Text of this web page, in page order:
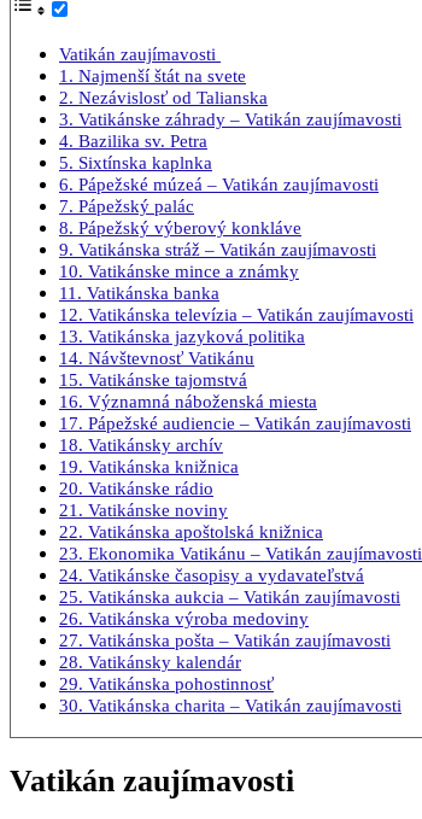
Vatikán zaujímavosti
1. Najmenší štát na svete
2. Nezávislosť od Talianska
3. Vatikánske záhrady – Vatikán zaujímavosti
4. Bazilika sv. Petra
5. Sixtínska kaplnka
6. Pápežské múzeá – Vatikán zaujímavosti
7. Pápežský palác
8. Pápežský výberový konkláve
9. Vatikánska stráž – Vatikán zaujímavosti
10. Vatikánske mince a známky
11. Vatikánska banka
12. Vatikánska televízia – Vatikán zaujímavosti
13. Vatikánska jazyková politika
14. Návštevnosť Vatikánu
15. Vatikánske tajomstvá
16. Významná náboženská miesta
17. Pápežské audiencie – Vatikán zaujímavosti
18. Vatikánsky archív
19. Vatikánska knižnica
20. Vatikánske rádio
21. Vatikánske noviny
22. Vatikánska apoštolská knižnica
23. Ekonomika Vatikánu – Vatikán zaujímavosti
24. Vatikánske časopisy a vydavateľstvá
25. Vatikánska aukcia – Vatikán zaujímavosti
26. Vatikánska výroba medoviny
27. Vatikánska pošta – Vatikán zaujímavosti
28. Vatikánsky kalendár
29. Vatikánska pohostinnosť
30. Vatikánska charita – Vatikán zaujímavosti
Vatikán zaujímavosti